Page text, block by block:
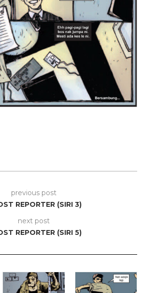
previous post
REPORTER (SIRI 3)
next post
REPORTER (SIRI 5)